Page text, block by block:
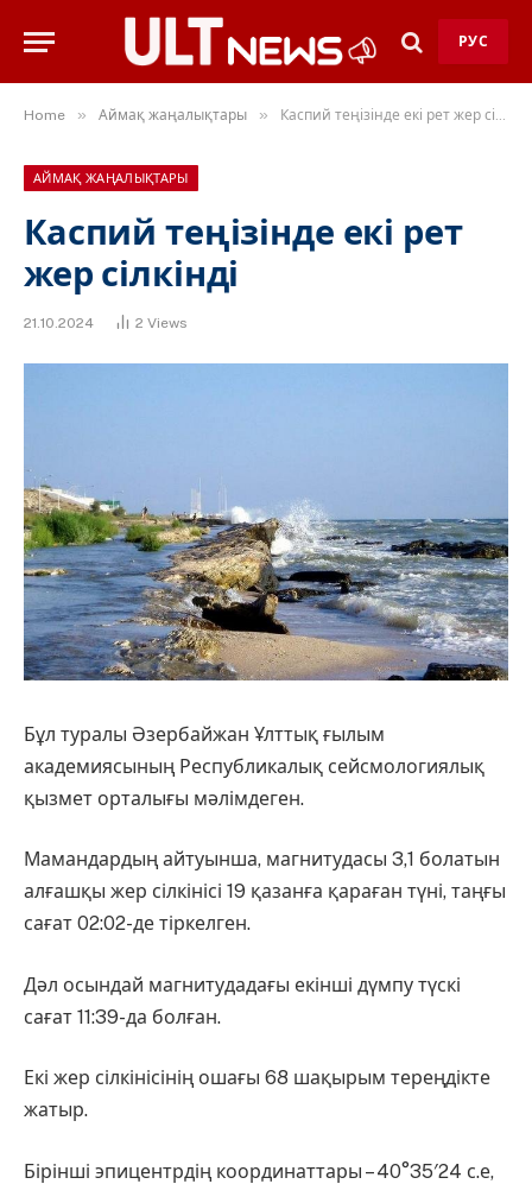
РУС
Home » Аймақ жаңалықтары » Каспий теңізінде екі рет жер сілкінді
АЙМАҚ ЖАҢАЛЫҚТАРЫ
Каспий теңізінде екі рет
жер сілкінді
21.10.2024 2 Views
Бұл туралы Әзербайжан Ұлттық ғылым
академиясының Республикалық сейсмологиялық
қызмет орталығы мәлімдеген.
Мамандардың айтуынша, магнитудасы 3,1 болатын
алғашқы жер сілкінісі 19 қазанға қараған түні, таңғы
сағат 02:02-де тіркелген.
Дәл осындай магнитудадағы екінші дүмпу түскі
сағат 11:39-да болған.
Екі жер сілкінісінің ошағы 68 шақырым тереңдікте
жатыр.
Бірінші эпицентрдің координаттары – 40°35′24 с.е,